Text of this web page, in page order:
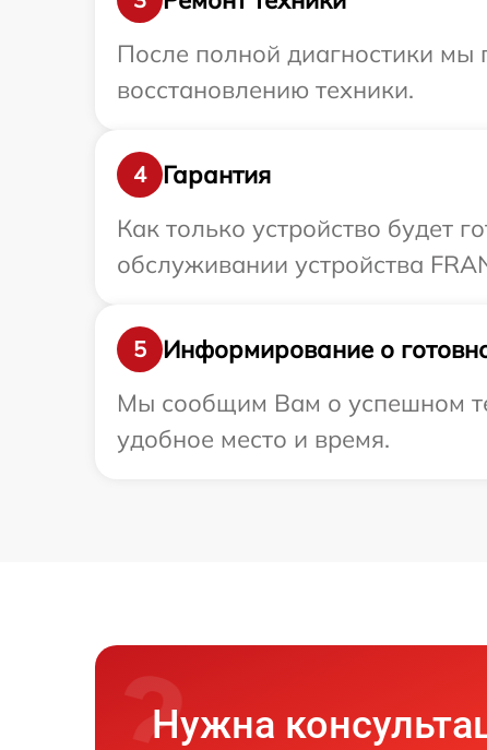
После полной диагностики мы
восстановлению техники.
4
Гарантия
Как только устройство будет
обслуживании устройства
5
Информирование о
Мы сообщим Вам о успешном
удобное место и время.
Нужна